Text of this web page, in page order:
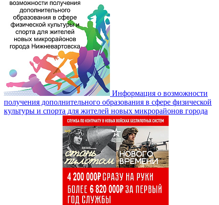
Информация о возможности
получения дополнительного образования в сфере физической
культуры и спорта для жителей новых микрорайонов города